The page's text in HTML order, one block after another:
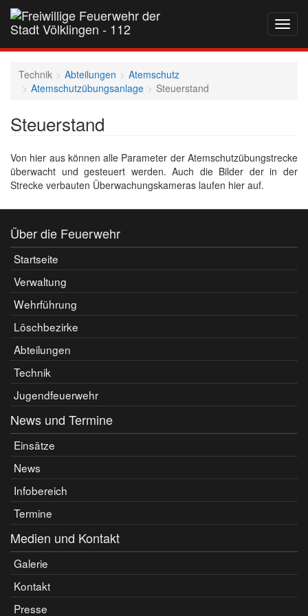
auf-
und
Technik Abteilungen
Atemschutz
Atemschutzübungsanlage
Steuerstand
Steuerstand
Von hier aus können alle Parameter der Atemschutzübungstrecke
überwacht und gesteuert werden. Auch die Bilder der in der
Strecke verbauten Überwachungskameras laufen hier auf.
Über die Feuerwehr
Startseite
Verwaltung
Wehrführung
Löschbezirke
Abteilungen
Technik
Jugendfeuerwehr
News und Termine
Einsätze
News
Infobereich
Termine
Medien und Kontakt
Galerie
Kontakt
Presse